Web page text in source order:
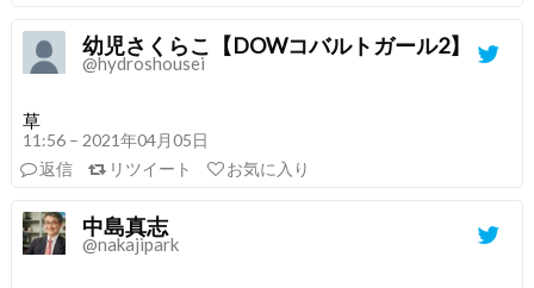
幼児さくらこ【DOWコバルトガール2】
@hydroshousei
草
11:56 – 2021年04月05日
返信
リツイート お気に入り
中島真志
@nakajipark